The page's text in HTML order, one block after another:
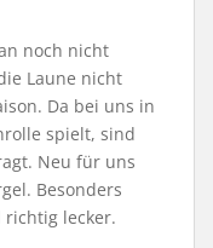
noch nicht
Laune nicht
Da bei uns in
spielt, sind
Neu für uns
Besonders
richtig lecker.